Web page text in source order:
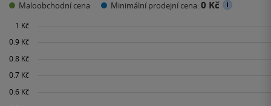
Maloobchodní cena Minimální prodejní cena:0 Kč